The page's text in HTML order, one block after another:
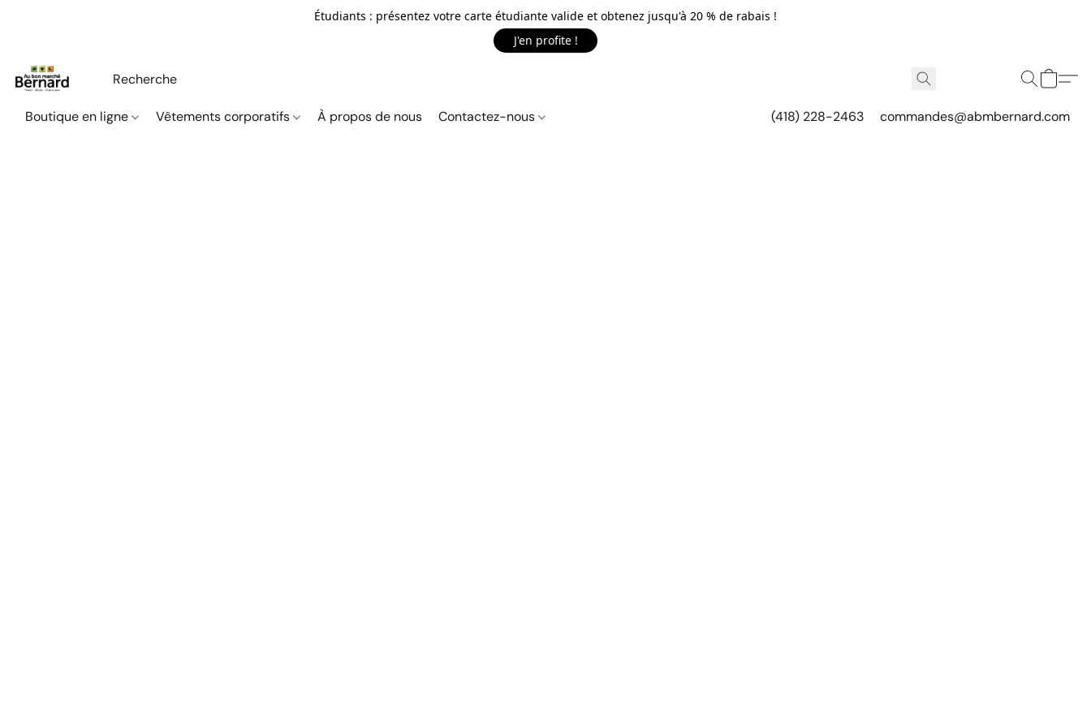
Étudiants : présentez votre carte étudiante valide et obtenez jusqu'à 20 % de rabais !
J'en profite !
Boutique en ligne Vêtements corporatifs À propos de nous Contactez-nous (418) 228-2463 commandes@abmbernard.com